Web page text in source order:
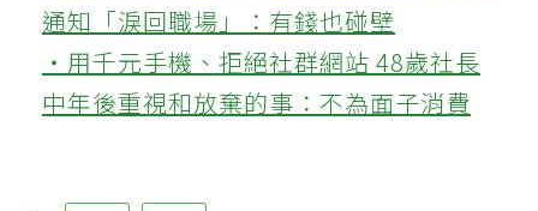
通知「淚回職場」：有錢也碰壁
‧用千元手機、拒絕社群網站 48歲社長
中年後重視和放棄的事：不為面子消費